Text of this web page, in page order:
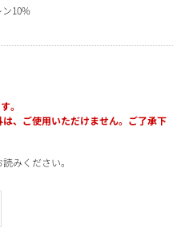
10%
。
、ご使用いただけません。ご了承下
みください。